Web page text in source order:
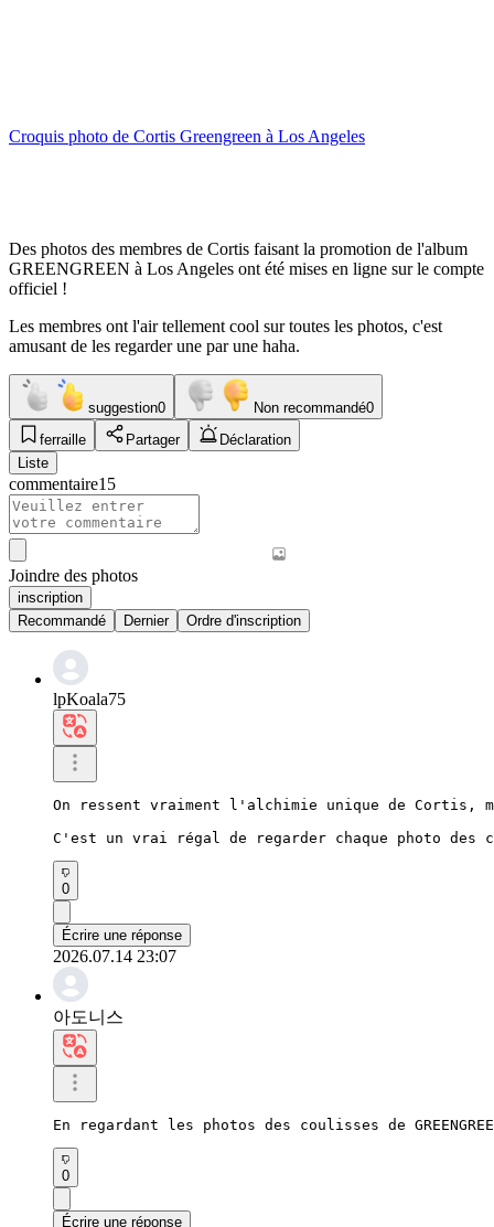
Croquis photo de Cortis Greengreen à Los Angeles
Des photos des membres de Cortis faisant la promotion de l'album
GREENGREEN à Los Angeles ont été mises en ligne sur le compte
officiel !
Les membres ont l'air tellement cool sur toutes les photos, c'est
amusant de les regarder une par une haha.
suggestion0 Non recommandé0
ferraille
Partager
Déclaration
Liste
commentaire15
Joindre des photos
inscription
Recommandé
Dernier Ordre d'inscription
lpKoala75
On ressent vraiment l'alchimie unique de Cortis,
C'est un vrai régal de regarder chaque photo des
0
Écrire une réponse
2026.07.14 23:07
아도니스
En regardant les photos des coulisses de
0
Écrire une réponse